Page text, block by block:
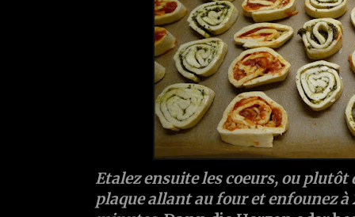
Etalez ensuite les coeurs, ou plutôt
plaque allant au four et enfounez à